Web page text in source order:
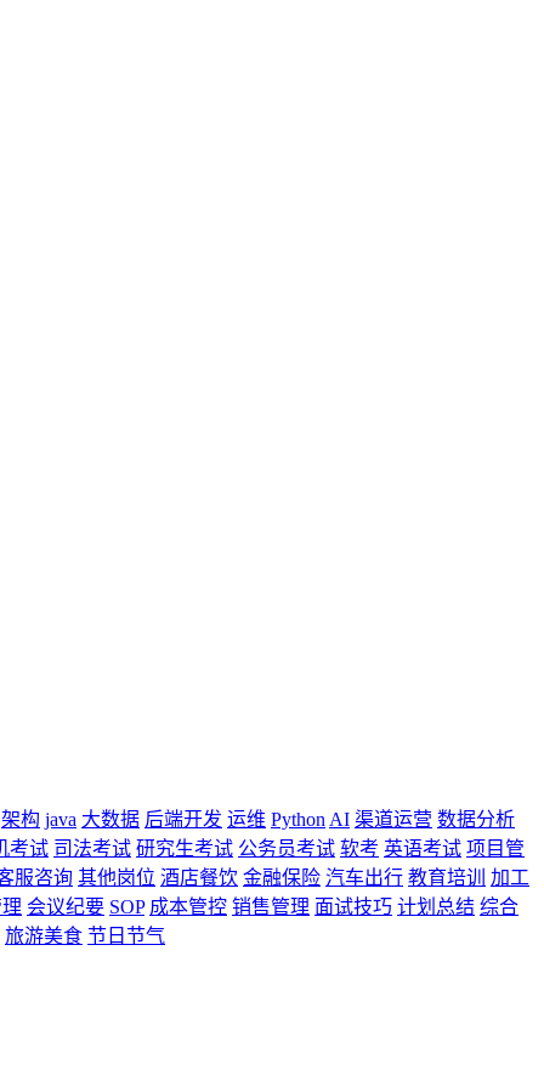
架构 java 大数据 后端开发 运维 Python AI 渠道运营 数据分析
考试 司法考试 研究生考试 公务员考试 软考 英语考试 项目管
服咨询 其他岗位 酒店餐饮 金融保险 汽车出行 教育培训
加工
会议纪要 SOP 成本管控 销售管理 面试技巧 计划总结 综合
旅游美食 节日节气